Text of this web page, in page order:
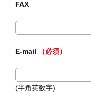
FAX
E-mail （必須）
(半角英数字)